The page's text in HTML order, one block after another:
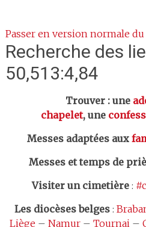
Passer en version normale
Recherche des
50,513:4,84
Trouver : une
chapelet, une
Messes adaptées aux
Messes et temps de
Visiter un cimetière:
Les diocèses belges:
Liège – Namur– Tournai–